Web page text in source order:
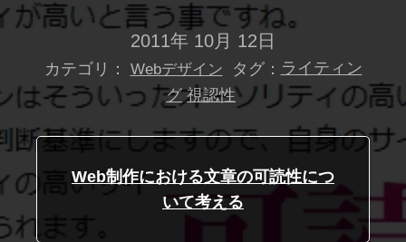
2011年 10月 12日
カテゴリ： Webデザイン タグ： ライティン
グ 視認性
Web制作における文章の可読性につ
いて考える